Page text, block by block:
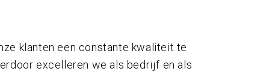
klanten een constante kwaliteit te
excelleren we als bedrijf en als